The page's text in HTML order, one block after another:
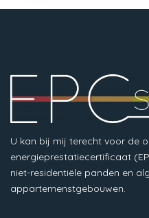
U kan bij mij terecht voor de
energieprestatiecertificaat
niet-residentiële panden en
appartemenstgebouwen.